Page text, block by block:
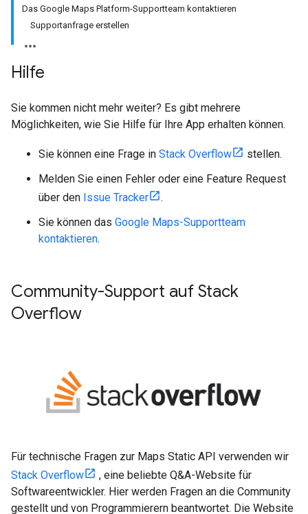
Das Google Maps Platform-Supportteam kontaktieren
Supportanfrage erstellen
Hilfe
Sie kommen nicht mehr weiter? Es gibt mehrere
Möglichkeiten, wie Sie Hilfe für Ihre App erhalten können.
Sie können eine Frage in Stack Overflow
stellen.
Melden Sie einen Fehler oder eine Feature Request
über den Issue Tracker
.
Sie können das Google Maps-Supportteam
kontaktieren.
Community-Support auf Stack
Overflow
Für technische Fragen zur Maps Static API verwenden wir
Stack Overflow
, eine beliebte Q&A-Website für
Softwareentwickler. Hier werden Fragen an die Community
gestellt und von Programmierern beantwortet. Die Website